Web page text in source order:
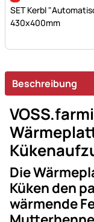
SET Kerbl
430x400mm
Beschreibung
Die
Küken den
wärmende